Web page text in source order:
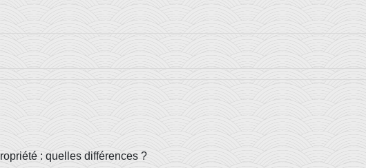
: quelles différences ?